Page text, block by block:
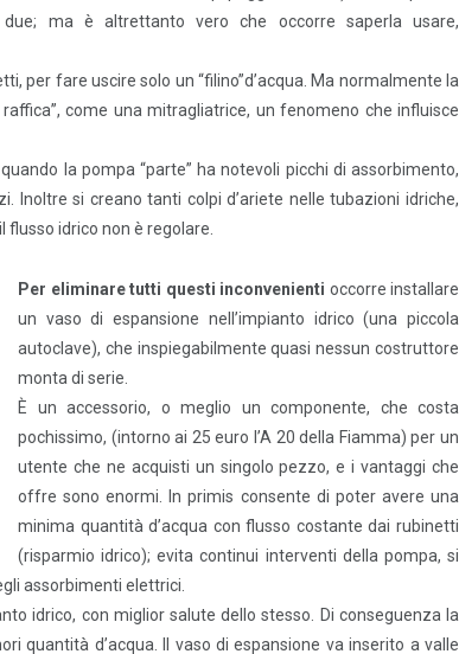
ma è altrettanto vero che occorre saperla usare,
per fare uscire solo un “filino”d’acqua. Ma normalmente la
come una mitragliatrice, un fenomeno che influisce
la pompa “parte” ha notevoli picchi di assorbimento,
Inoltre si creano tanti colpi d’ariete nelle tubazioni idriche,
flusso idrico non è regolare.
Per eliminare tutti questi inconvenienti occorre installare
un vaso di espansione nell’impianto idrico (una piccola
autoclave), che inspiegabilmente quasi nessun costruttore
monta di serie.
È un accessorio, o meglio un componente, che costa
pochissimo, (intorno ai 25 euro l’A 20 della Fiamma) per un
utente che ne acquisti un singolo pezzo, e i vantaggi che
offre sono enormi. In primis consente di poter avere una
minima quantità d’acqua con flusso costante dai rubinetti
(risparmio idrico); evita continui interventi della pompa, si
assorbimenti elettrici.
idrico, con miglior salute dello stesso. Di conseguenza la
quantità d’acqua. Il vaso di espansione va inserito a valle